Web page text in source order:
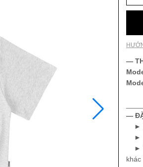
—
—
►
►
►
khác